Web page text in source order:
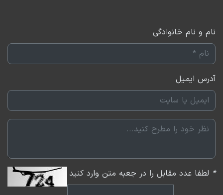
نام و نام خانوادگی
آدرس ایمیل
* لطفا عدد مقابل را در جعبه متن وارد کنید